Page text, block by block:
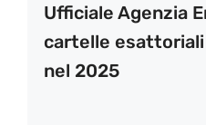
Ufficiale Agenzia
cartelle
nel 2025